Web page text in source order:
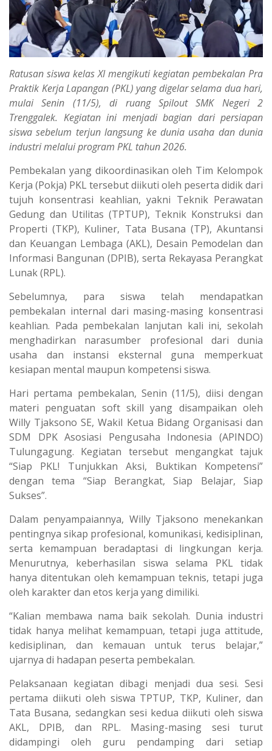
Ratusan siswa kelas XI mengikuti kegiatan pembekalan Pra
Praktik Kerja Lapangan (PKL) yang digelar selama dua hari,
mulai Senin (11/5), di ruang Spilout SMK Negeri 2
Trenggalek. Kegiatan ini menjadi bagian dari persiapan
siswa sebelum terjun langsung ke dunia usaha dan dunia
industri melalui program PKL tahun 2026.
Pembekalan yang dikoordinasikan oleh Tim Kelompok
Kerja (Pokja) PKL tersebut diikuti oleh peserta didik dari
tujuh konsentrasi keahlian, yakni Teknik Perawatan
Gedung dan Utilitas (TPTUP), Teknik Konstruksi dan
Properti (TKP), Kuliner, Tata Busana (TP), Akuntansi
dan Keuangan Lembaga (AKL), Desain Pemodelan dan
Informasi Bangunan (DPIB), serta Rekayasa Perangkat
Lunak (RPL).
Sebelumnya, para siswa telah mendapatkan
pembekalan internal dari masing-masing konsentrasi
keahlian. Pada pembekalan lanjutan kali ini, sekolah
menghadirkan narasumber profesional dari dunia
usaha dan instansi eksternal guna memperkuat
kesiapan mental maupun kompetensi siswa.
Hari pertama pembekalan, Senin (11/5), diisi dengan
materi penguatan soft skill yang disampaikan oleh
Willy Tjaksono SE, Wakil Ketua Bidang Organisasi dan
SDM DPK Asosiasi Pengusaha Indonesia (APINDO)
Tulungagung. Kegiatan tersebut mengangkat tajuk
“Siap PKL! Tunjukkan Aksi, Buktikan Kompetensi”
dengan tema “Siap Berangkat, Siap Belajar, Siap
Sukses”.
Dalam penyampaiannya, Willy Tjaksono menekankan
pentingnya sikap profesional, komunikasi, kedisiplinan,
serta kemampuan beradaptasi di lingkungan kerja.
Menurutnya, keberhasilan siswa selama PKL tidak
hanya ditentukan oleh kemampuan teknis, tetapi juga
oleh karakter dan etos kerja yang dimiliki.
“Kalian membawa nama baik sekolah. Dunia industri
tidak hanya melihat kemampuan, tetapi juga attitude,
kedisiplinan, dan kemauan untuk terus belajar,”
ujarnya di hadapan peserta pembekalan.
Pelaksanaan kegiatan dibagi menjadi dua sesi. Sesi
pertama diikuti oleh siswa TPTUP, TKP, Kuliner, dan
Tata Busana, sedangkan sesi kedua diikuti oleh siswa
AKL, DPIB, dan RPL. Masing-masing sesi turut
didampingi oleh guru pendamping dari setiap